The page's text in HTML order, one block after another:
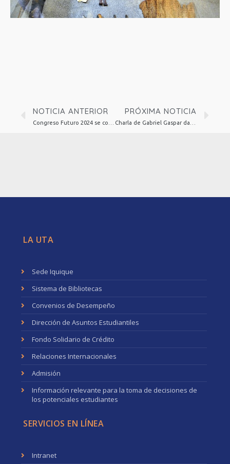
NOTICIA ANTERIOR PRÓXIMA NOTICIA
LA UTA
Sede Iquique
Sistema de Bibliotecas
Convenios de Desempeño
Dirección de Asuntos Estudiantiles
Fondo Solidario de Crédito
Relaciones Internacionales
Admisión
Información relevante para la toma de decisiones de
los potenciales estudiantes
SERVICIOS EN LÍNEA
Intranet